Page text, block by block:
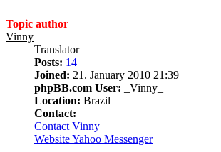
Topic author
Vinny
Translator
Posts: 14
Joined: 21. January 2010 21:39
phpBB.com User: _Vinny_
Location: Brazil
Contact:
Contact Vinny
WebsiteYahoo Messenger